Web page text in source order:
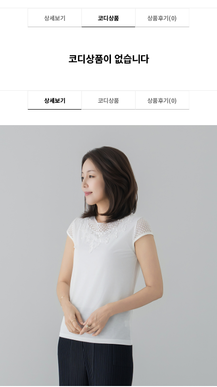
상세보기 코디상품 상품후기(0)
코디상품이 없습니다
상세보기 코디상품 상품후기(0)